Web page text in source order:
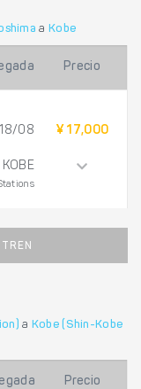
a Kobe
Precio
08
KOBE
¥ 17,000
a Kobe (Shin-Kobe
Precio